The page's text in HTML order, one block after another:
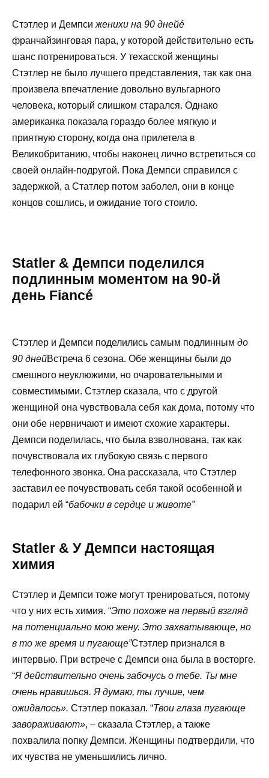
Стэтлер и Демпси женихи на 90 днейé
франчайзинговая пара, у которой действительно есть
шанс потренироваться. У техасской женщины
Стэтлер не было лучшего представления, так как она
произвела впечатление довольно вульгарного
человека, который слишком старался. Однако
американка показала гораздо более мягкую и
приятную сторону, когда она прилетела в
Великобританию, чтобы наконец лично встретиться со
своей онлайн-подругой. Пока Демпси справился с
задержкой, а Статлер потом заболел, они в конце
концов сошлись, и ожидание того стоило.
Statler & Демпси поделился
подлинным моментом на 90-й
день Fiancé
Стэтлер и Демпси поделились самым подлинным до
90 днейВстреча 6 сезона. Обе женщины были до
смешного неуклюжими, но очаровательными и
совместимыми. Стэтлер сказала, что с другой
женщиной она чувствовала себя как дома, потому что
они обе нервничают и имеют схожие характеры.
Демпси поделилась, что была взволнована, так как
почувствовала их глубокую связь с первого
телефонного звонка. Она рассказала, что Стэтлер
заставил ее почувствовать себя такой особенной и
подарил ей “бабочки в сердце и животе”
Statler & У Демпси настоящая
химия
Стэтлер и Демпси тоже могут тренироваться, потому
что у них есть химия. “Это похоже на первый взгляд
на потенциально мою жену. Это захватывающе, но
в то же время и пугающе”Стэтлер признался в
интервью. При встрече с Демпси она была в восторге.
“Я действительно очень забочусь о тебе. Ты мне
очень нравишься. Я думаю, ты лучше, чем
ожидалось». Стэтлер показал. “Твои глаза пугающе
завораживают», – сказала Стэтлер, а также
похвалила попку Демпси. Женщины подтвердили, что
их чувства не уменьшились лично.